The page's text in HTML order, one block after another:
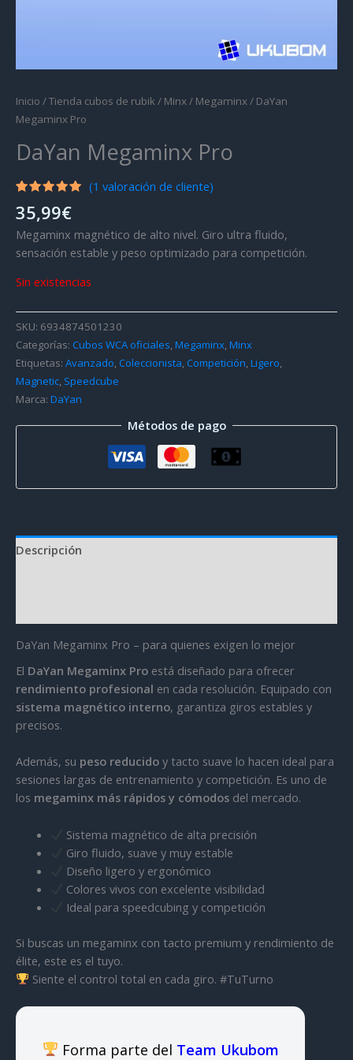
Inicio /Tienda cubos de rubik/ Minx/ Megaminx/ DaYan
Megaminx Pro
DaYan Megaminx Pro
con5.00
de 5 en
base a
valoración
de un
(1 valoración de cliente)
35,99€
Megaminx magnético de alto nivel. Giro ultra fluido,
sensación estable y peso optimizado para competición.
Sin existencias
SKU: 6934874501230
Categorías: Cubos WCA oficiales Megaminx Minx
Etiquetas: Avanzado Coleccionista Competición Ligero
Magnetic Speedcube
Marca: DaYan
Métodos de pago
Descripción
DaYan Megaminx Pro – para quienes exigen lo mejor
El DaYan Megaminx Pro está diseñado para ofrecer
rendimiento profesional en cada resolución. Equipado con
sistema magnético interno, garantiza giros estables y
precisos.
Además, su peso reducido y tacto suave lo hacen ideal para
sesiones largas de entrenamiento y competición. Es uno de
los megaminx más rápidos y cómodos del mercado.
Sistema magnético de alta precisión
Giro fluido, suave y muy estable
Diseño ligero y ergonómico
Colores vivos con excelente visibilidad
Ideal para speedcubing y competición
Si buscas un megaminx con tacto premium y rendimiento de
élite, este es el tuyo.
Siente el control total en cada giro. #TuTurno
Forma parte del Team Ukubom